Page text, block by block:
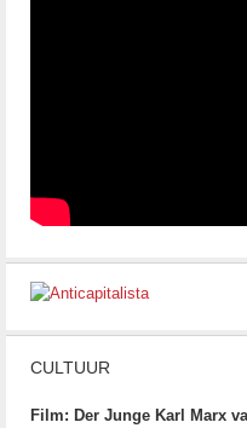
CULTUUR
Film: Der Junge Karl Marx